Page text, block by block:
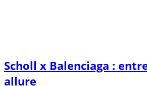
Scholl x Balenciaga :
allure